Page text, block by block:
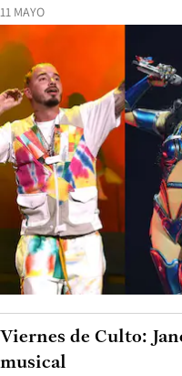
11 MAYO
Viernes de Culto:
musical